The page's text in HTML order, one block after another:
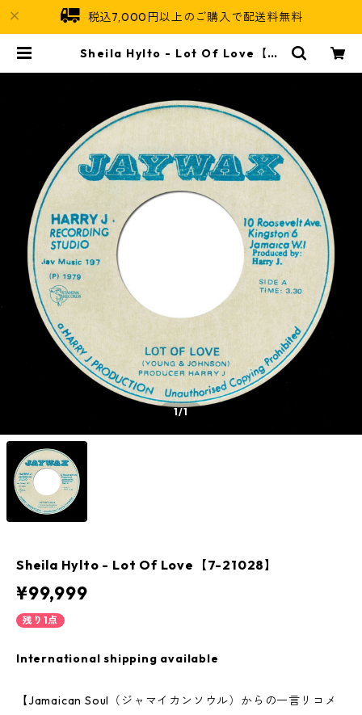
税込7,000円以上のご購入で配送料無料
Sheila Hylto - Lot Of Love【7-
1/1
Sheila Hylto - Lot Of Love【7-21028】
¥99,999
残り1点
International shipping available
【Jamaican Soul（ジャマイカンソウル）からの一言リコメ